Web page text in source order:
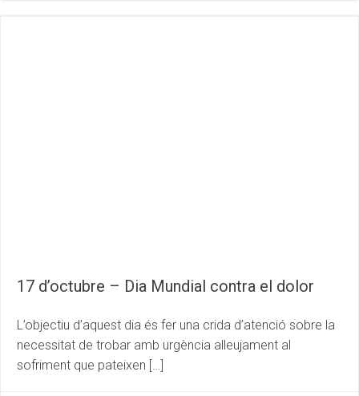
17 d’octubre – Dia Mundial contra el dolor
L’objectiu d’aquest dia és fer una crida d’atenció sobre la
necessitat de trobar amb urgència alleujament al
sofriment que pateixen […]